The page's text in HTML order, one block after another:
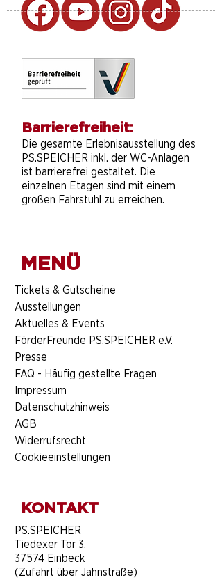
Barrierefreiheit:
Die gesamte Erlebnisausstellung des
PS.SPEICHER inkl. der WC-Anlagen
ist barrierefrei gestaltet. Die
einzelnen Etagen sind mit einem
großen Fahrstuhl zu erreichen.
MENÜ
​Tickets & Gutscheine
Ausstellungen
Aktuelles & Events
FörderFreunde PS.SPEICHER e.V.
Presse
FAQ - Häufig gestellte Fragen
Impressum
Datenschutzhinweis
AGB
Widerrufsrecht
Cookieeinstellungen
KONTAKT
​PS.SPEICHER
Tiedexer Tor 3,
37574 Einbeck
(Zufahrt über Jahnstraße)